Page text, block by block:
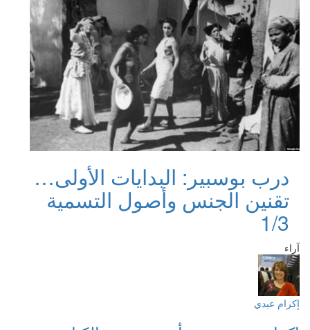
درب بوسبير: البدايات الأولى…
تقنين الجنس وأصول التسمية
1/3
آراء
إكرام عبدي